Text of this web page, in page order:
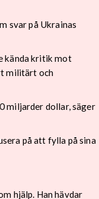
svar på Ukrainas
kända kritik mot
militärt och
miljarder dollar, säger
på att fylla på sina
hjälp. Han hävdar